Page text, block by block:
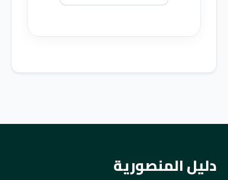
دليل المنصورية